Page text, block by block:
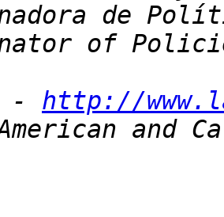
- http://
and